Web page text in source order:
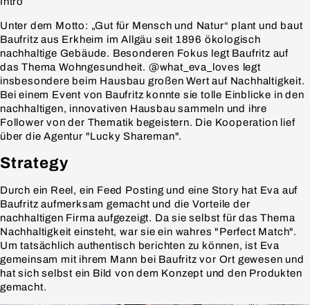
Unter dem Motto: „Gut für Mensch und Natur“ plant und baut
Baufritz aus Erkheim im Allgäu seit 1896 ökologisch
nachhaltige Gebäude. Besonderen Fokus legt Baufritz auf
das Thema Wohngesundheit. @what_eva_loves legt
insbesondere beim Hausbau großen Wert auf Nachhaltigkeit.
Bei einem Event von Baufritz konnte sie tolle Einblicke in den
nachhaltigen, innovativen Hausbau sammeln und ihre
Follower von der Thematik begeistern. Die Kooperation lief
über die Agentur "Lucky Shareman".
Strategy
Durch ein Reel, ein Feed Posting und eine Story hat Eva auf
Baufritz aufmerksam gemacht und die Vorteile der
nachhaltigen Firma aufgezeigt. Da sie selbst für das Thema
Nachhaltigkeit einsteht, war sie ein wahres "Perfect Match".
Um tatsächlich authentisch berichten zu können, ist Eva
gemeinsam mit ihrem Mann bei Baufritz vor Ort gewesen und
hat sich selbst ein Bild von dem Konzept und den Produkten
gemacht.